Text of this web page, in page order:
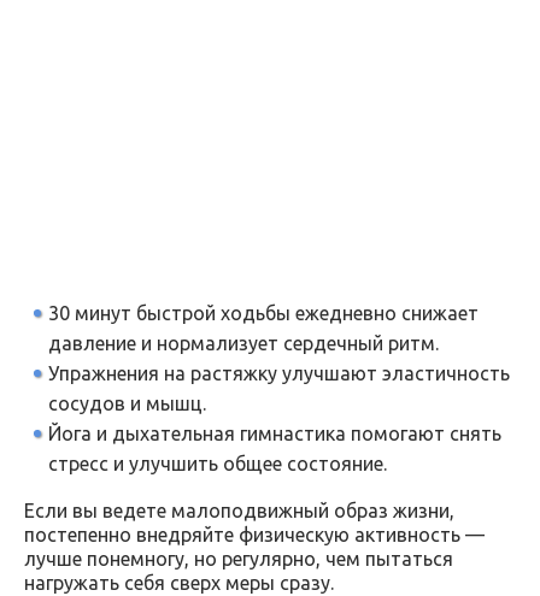
30 минут быстрой ходьбы ежедневно снижает
давление и нормализует сердечный ритм.
Упражнения на растяжку улучшают эластичность
сосудов и мышц.
Йога и дыхательная гимнастика помогают снять
стресс и улучшить общее состояние.
Если вы ведете малоподвижный образ жизни,
постепенно внедряйте физическую активность —
лучше понемногу, но регулярно, чем пытаться
нагружать себя сверх меры сразу.